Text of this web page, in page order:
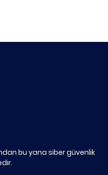
bu yana siber güvenlik